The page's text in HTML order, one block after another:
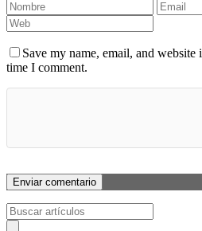
Save my name, email, and
time I comment.